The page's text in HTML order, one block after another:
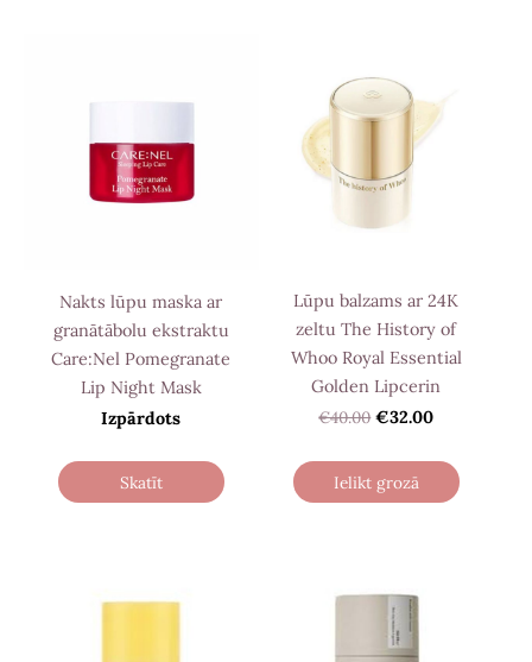
Nakts lūpu maska ​​ar
granātābolu ekstraktu
Care:Nel Pomegranate
Lip Night Mask
Izpārdots
Skatīt
Lūpu balzams ar 24K
zeltu The History of
Whoo Royal Essential
Golden Lipcerin
€40.00 €32.00
Ielikt grozā